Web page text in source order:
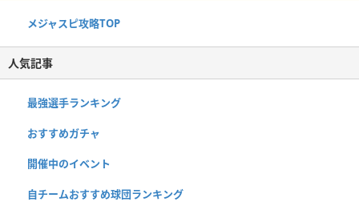
メジャスピ攻略TOP
人気記事
最強選手ランキング
おすすめガチャ
開催中のイベント
自チームおすすめ球団ランキング